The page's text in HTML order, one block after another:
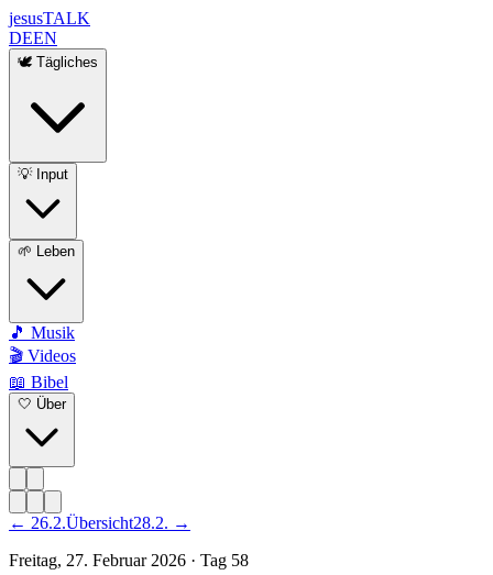
jesusTALK
DEEN
🕊️ Tägliches
💡 Input
🌱 Leben
🎵 Musik
🎬 Videos
📖 Bibel
🤍 Über
← 26.2.Übersicht28.2. →
Freitag, 27. Februar 2026 · Tag 58